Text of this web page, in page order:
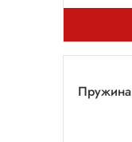
Пружина